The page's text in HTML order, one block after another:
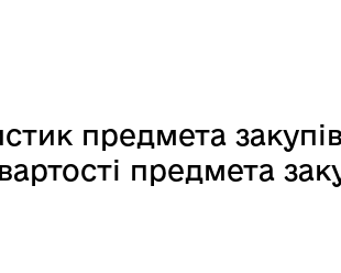
предмета
предмета